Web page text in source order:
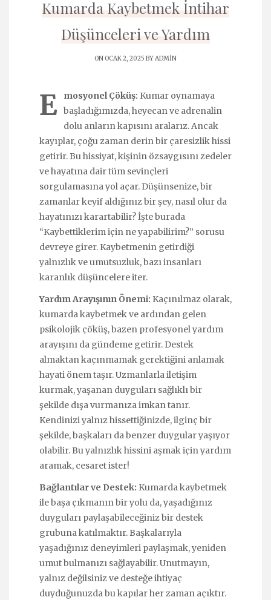
Kumarda Kaybetmek İntihar
Düşünceleri ve Yardım
ON OCAK 2, 2025 BYADMIN
E mosyonel Çöküş: Kumar oynamaya
başladığımızda, heyecan ve adrenalin
dolu anların kapısını aralarız. Ancak
kayıplar, çoğu zaman derin bir çaresizlik hissi
getirir. Bu hissiyat, kişinin özsaygısını zedeler
ve hayatına dair tüm sevinçleri
sorgulamasına yol açar. Düşünsenize, bir
zamanlar keyif aldığınız bir şey, nasıl olur da
hayatınızı karartabilir? İşte burada
“Kaybettiklerim için ne yapabilirim?” sorusu
devreye girer. Kaybetmenin getirdiği
yalnızlık ve umutsuzluk, bazı insanları
karanlık düşüncelere iter.
Yardım Arayışının Önemi: Kaçınılmaz olarak,
kumarda kaybetmek ve ardından gelen
psikolojik çöküş, bazen profesyonel yardım
arayışını da gündeme getirir. Destek
almaktan kaçınmamak gerektiğini anlamak
hayati önem taşır. Uzmanlarla iletişim
kurmak, yaşanan duyguları sağlıklı bir
şekilde dışa vurmanıza imkan tanır.
Kendinizi yalnız hissettiğinizde, ilginç bir
şekilde, başkaları da benzer duygular yaşıyor
olabilir. Bu yalnızlık hissini aşmak için yardım
aramak, cesaret ister!
Bağlantılar ve Destek: Kumarda kaybetmek
ile başa çıkmanın bir yolu da, yaşadığınız
duyguları paylaşabileceğiniz bir destek
grubuna katılmaktır. Başkalarıyla
yaşadığınız deneyimleri paylaşmak, yeniden
umut bulmanızı sağlayabilir. Unutmayın,
yalnız değilsiniz ve desteğe ihtiyaç
duyduğunuzda bu kapılar her zaman açıktır.